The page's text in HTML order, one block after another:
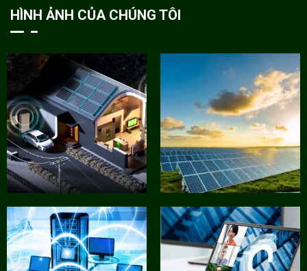
HÌNH ẢNH CỦA CHÚNG TÔI